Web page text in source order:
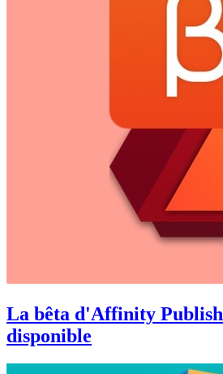
La bêta d'Affinity
disponible